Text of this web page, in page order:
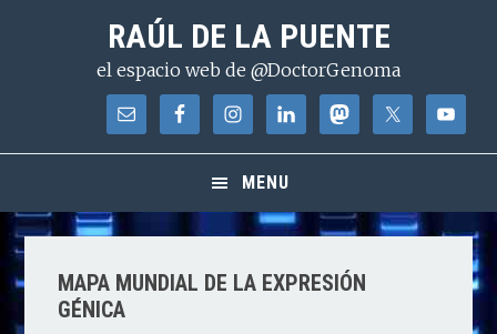
contenido
RAÚL DE LA PUENTE
el espacio web de @DoctorGenoma
MENU
MAPA MUNDIAL DE LA EXPRESIÓN
GÉNICA